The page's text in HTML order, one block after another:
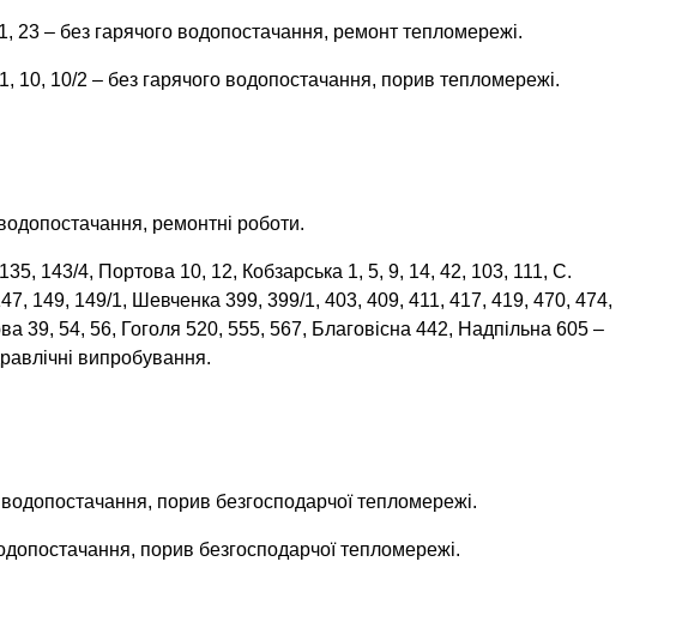
23 – без гарячого водопостачання, ремонт тепломережі.
10, 10/2 – без гарячого водопостачання, порив тепломережі.
ремонтні роботи.
143/4, Портова 10, 12, Кобзарська 1, 5, 9, 14, 42, 103, 111, С.
149, 149/1, Шевченка 399, 399/1, 403, 409, 411, 417, 419, 470, 474,
39, 54, 56, Гоголя 520, 555, 567, Благовісна 442, Надпільна 605 –
випробування.
порив безгосподарчої тепломережі.
порив безгосподарчої тепломережі.